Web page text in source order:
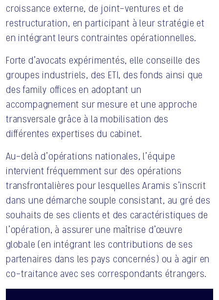
NOUS CONTACTER
croissance externe, de joint-ventures et de
restructuration, en participant à leur stratégie et
en intégrant leurs contraintes opérationnelles.
Forte d’avocats expérimentés, elle conseille des
groupes industriels, des ETI, des fonds ainsi que
des family offices en adoptant un
accompagnement sur mesure et une approche
transversale grâce à la mobilisation des
différentes expertises du cabinet.
Au-delà d’opérations nationales, l’équipe
intervient fréquemment sur des opérations
transfrontalières pour lesquelles Aramis s’inscrit
dans une démarche souple consistant, au gré des
souhaits de ses clients et des caractéristiques de
l’opération, à assurer une maîtrise d’œuvre
globale (en intégrant les contributions de ses
partenaires dans les pays concernés) ou à agir en
co-traitance avec ses correspondants étrangers.